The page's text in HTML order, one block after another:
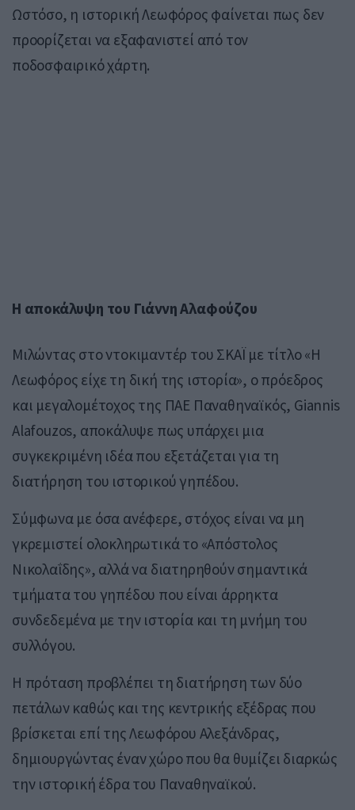
Ωστόσο, η ιστορική Λεωφόρος φαίνεται πως δεν
προορίζεται να εξαφανιστεί από τον
ποδοσφαιρικό χάρτη.
Η αποκάλυψη του Γιάννη Αλαφούζου
Μιλώντας στο ντοκιμαντέρ του ΣΚΑΪ με τίτλο «Η
Λεωφόρος είχε τη δική της ιστορία», ο πρόεδρος
και μεγαλομέτοχος της ΠΑΕ Παναθηναϊκός, Giannis
Alafouzos, αποκάλυψε πως υπάρχει μια
συγκεκριμένη ιδέα που εξετάζεται για τη
διατήρηση του ιστορικού γηπέδου.
Σύμφωνα με όσα ανέφερε, στόχος είναι να μη
γκρεμιστεί ολοκληρωτικά το «Απόστολος
Νικολαΐδης», αλλά να διατηρηθούν σημαντικά
τμήματα του γηπέδου που είναι άρρηκτα
συνδεδεμένα με την ιστορία και τη μνήμη του
συλλόγου.
Η πρόταση προβλέπει τη διατήρηση των δύο
πετάλων καθώς και της κεντρικής εξέδρας που
βρίσκεται επί της Λεωφόρου Αλεξάνδρας,
δημιουργώντας έναν χώρο που θα θυμίζει διαρκώς
την ιστορική έδρα του Παναθηναϊκού.